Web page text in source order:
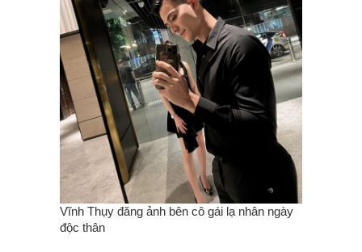
Vĩnh Thụy đăng ảnh bên cô gái lạ nhân ngày
độc thân